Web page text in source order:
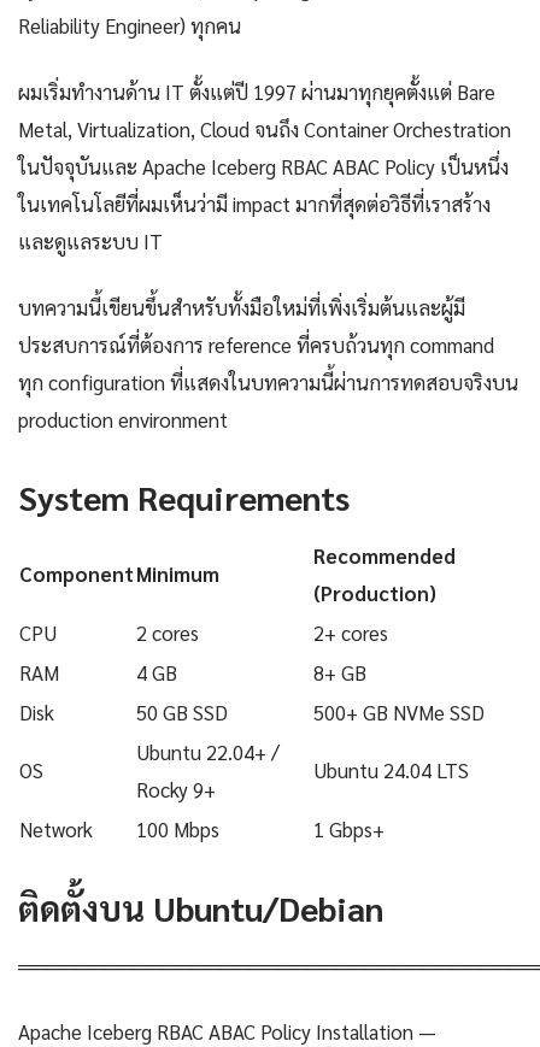
Reliability Engineer) ทุกคน
ผมเริ่มทำงานด้าน IT ตั้งแต่ปี 1997 ผ่านมาทุกยุคตั้งแต่ Bare
Metal, Virtualization, Cloud จนถึง Container Orchestration
ในปัจจุบันและ Apache Iceberg RBAC ABAC Policy เป็นหนึ่ง
ในเทคโนโลยีที่ผมเห็นว่ามี impact มากที่สุดต่อวิธีที่เราสร้าง
และดูแลระบบ IT
บทความนี้เขียนขึ้นสำหรับทั้งมือใหม่ที่เพิ่งเริ่มต้นและผู้มี
ประสบการณ์ที่ต้องการ reference ที่ครบถ้วนทุก command
ทุก configuration ที่แสดงในบทความนี้ผ่านการทดสอบจริงบน
production environment
System Requirements
ComponentMinimum
Recommended
(Production)
CPU
2 cores
2+ cores
RAM
4 GB
8+ GB
Disk
50 GB SSD 500+ GB NVMe SSD
OS
Ubuntu 22.04+ /
Rocky 9+
Ubuntu 24.04 LTS
Network 100 Mbps 1 Gbps+
ติดตั้งบน Ubuntu/Debian
Apache Iceberg RBAC ABAC Policy Installation —